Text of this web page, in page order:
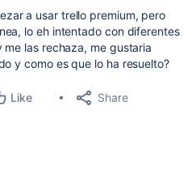
a usar trello premium, pero
lo eh intentado con diferentes
las rechaza, me gustaria
y como es que lo ha resuelto?
Like Share